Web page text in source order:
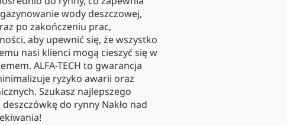
wody deszczowej,
po zakończeniu prac,
aby upewnić się, że wszystko
nasi klienci mogą cieszyć się w
ALFA-TECH to gwarancja
ryzyko awarii oraz
Szukasz najlepszego
do rynny Nakło nad